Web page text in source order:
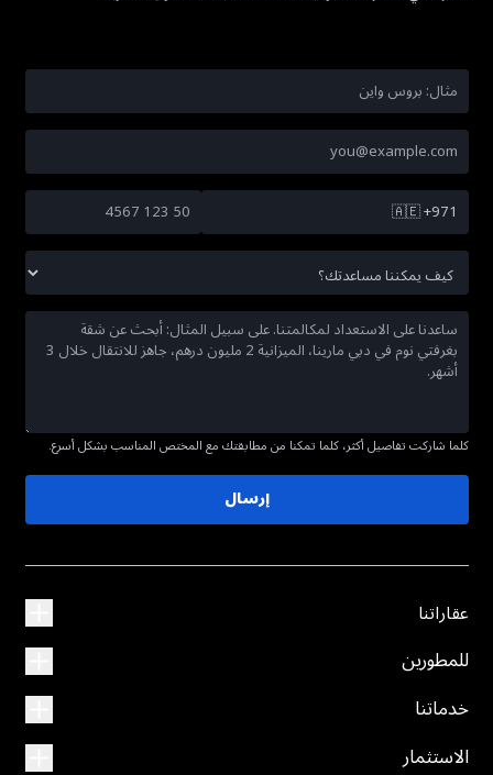
🇦🇪+971
كلما شاركت تفاصيل أكثر، كلما تمكنا من مطابقتك مع المختص المناسب بشكل أسرع.
إرسال
عقاراتنا
للمطورين
خدماتنا
الاستثمار